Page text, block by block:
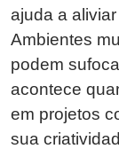
ajuda a
Ambientes
podem
acontece
em projetos
sua